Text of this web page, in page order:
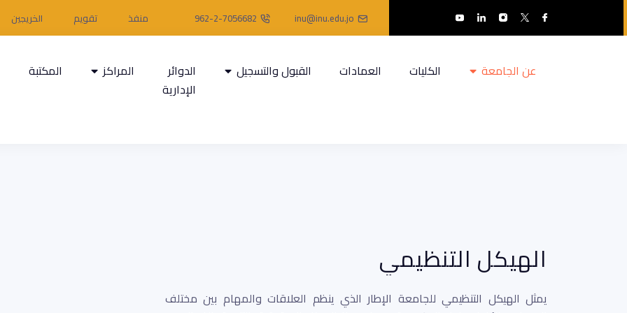
inu@inu.edu.jo
962-2-7056682 منفذ تقويم الخريجين
عن الجامعة الكليات العمادات القبول والتسجيل
الدوائر
الإدارية
المراكز المكتبة
الهيكل التنظيمي
يمثل الهيكل التنظيمي للجامعة الإطار الذي ينظم العلاقات والمهام بين مختلف